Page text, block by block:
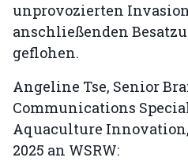
unprovozierten
anschließenden
geflohen.
Angeline Tse, Senior
Communications
Aquaculture
2025 an WSRW: